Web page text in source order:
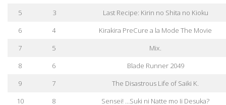
5
3
Last Recipe: Kirin no Shita no Kioku
6
4
Kirakira PreCure a la Mode The Movie
7
5
Mix.
8
6
Blade Runner 2049
9
7
The Disastrous Life of Saiki K.
10
8 Sensei! …Suki ni Natte mo Ii Desuka?